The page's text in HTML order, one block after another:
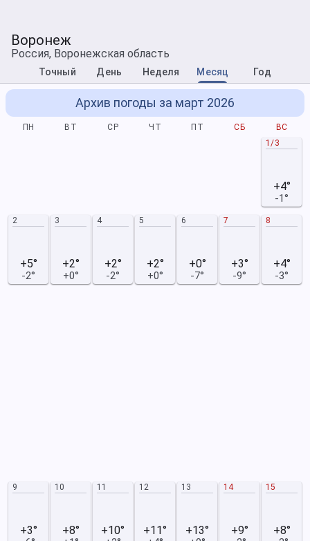
Воронеж
Россия, Воронежская область
Точный День Неделя Месяц Год
Архив погоды за март 2026
ПН ВТ СР ЧТ ПТ СБ
ВС
1/3
+4°
-1°
2
+5°
-2°
3
+2°
+0°
4
+2°
-2°
5
+2°
+0°
6
+0°
-7°
7
+3°
-9°
8
+4°
-3°
9
+3°
10
+8°
11
+10°
12
+11°
13
+13°
14
+9°
15
+8°